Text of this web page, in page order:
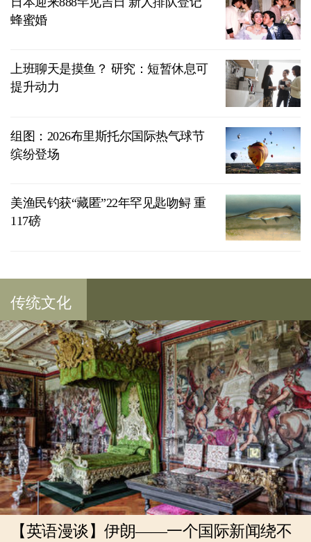
蜂蜜婚
上班聊天是摸鱼？ 研究：短暂休息可
提升动力
组图：2026布里斯托尔国际热气球节
缤纷登场
美渔民钓获“藏匿”22年罕见匙吻鲟 重
117磅
传统文化
【英语漫谈】伊朗——一个国际新闻绕不